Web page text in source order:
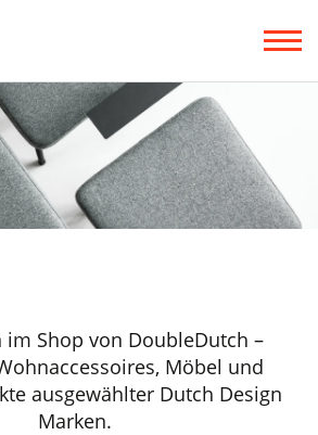
Shop von DoubleDutch –
Möbel und
ausgewählter Dutch Design
Marken.